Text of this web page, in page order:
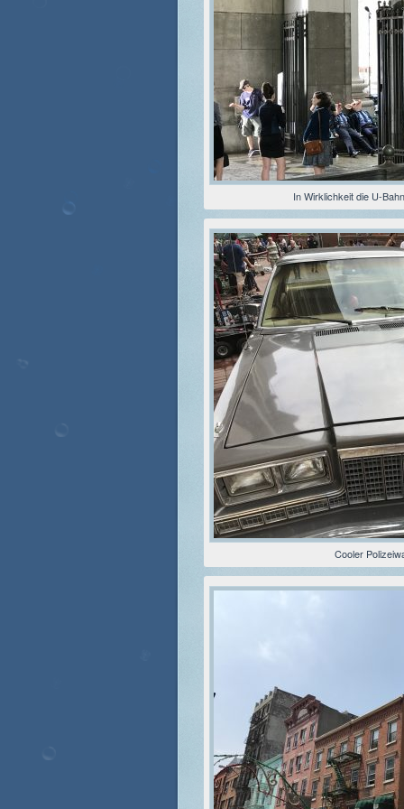
In Wirklichkeit die U-
Cooler